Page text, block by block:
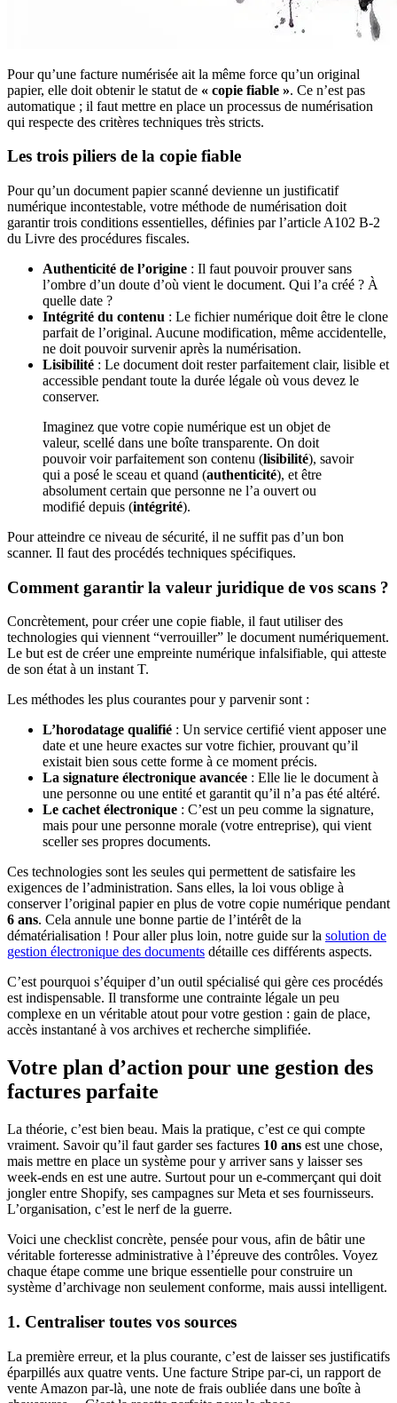
Pour qu’une facture numérisée ait la même force qu’un original
papier, elle doit obtenir le statut de « copie fiable ». Ce n’est pas
automatique ; il faut mettre en place un processus de numérisation
qui respecte des critères techniques très stricts.
Les trois piliers de la copie fiable
Pour qu’un document papier scanné devienne un justificatif
numérique incontestable, votre méthode de numérisation doit
garantir trois conditions essentielles, définies par l’article A102 B-2
du Livre des procédures fiscales.
Authenticité de l’origine : Il faut pouvoir prouver sans
l’ombre d’un doute d’où vient le document. Qui l’a créé ? À
quelle date ?
Intégrité du contenu : Le fichier numérique doit être le clone
parfait de l’original. Aucune modification, même accidentelle,
ne doit pouvoir survenir après la numérisation.
Lisibilité : Le document doit rester parfaitement clair, lisible et
accessible pendant toute la durée légale où vous devez le
conserver.
Imaginez que votre copie numérique est un objet de
valeur, scellé dans une boîte transparente. On doit
pouvoir voir parfaitement son contenu (lisibilité), savoir
qui a posé le sceau et quand (authenticité), et être
absolument certain que personne ne l’a ouvert ou
modifié depuis (intégrité).
Pour atteindre ce niveau de sécurité, il ne suffit pas d’un bon
scanner. Il faut des procédés techniques spécifiques.
Comment garantir la valeur juridique de vos scans ?
Concrètement, pour créer une copie fiable, il faut utiliser des
technologies qui viennent “verrouiller” le document numériquement.
Le but est de créer une empreinte numérique infalsifiable, qui atteste
de son état à un instant T.
Les méthodes les plus courantes pour y parvenir sont :
L’horodatage qualifié : Un service certifié vient apposer une
date et une heure exactes sur votre fichier, prouvant qu’il
existait bien sous cette forme à ce moment précis.
La signature électronique avancée : Elle lie le document à
une personne ou une entité et garantit qu’il n’a pas été altéré.
Le cachet électronique : C’est un peu comme la signature,
mais pour une personne morale (votre entreprise), qui vient
sceller ses propres documents.
Ces technologies sont les seules qui permettent de satisfaire les
exigences de l’administration. Sans elles, la loi vous oblige à
conserver l’original papier en plus de votre copie numérique pendant
6 ans. Cela annule une bonne partie de l’intérêt de la
dématérialisation ! Pour aller plus loin, notre guide sur la solution de
gestion électronique des documents détaille ces différents aspects.
C’est pourquoi s’équiper d’un outil spécialisé qui gère ces procédés
est indispensable. Il transforme une contrainte légale un peu
complexe en un véritable atout pour votre gestion : gain de place,
accès instantané à vos archives et recherche simplifiée.
Votre plan d’action pour une gestion des
factures parfaite
La théorie, c’est bien beau. Mais la pratique, c’est ce qui compte
vraiment. Savoir qu’il faut garder ses factures 10 ans est une chose,
mais mettre en place un système pour y arriver sans y laisser ses
week-ends en est une autre. Surtout pour un e-commerçant qui doit
jongler entre Shopify, ses campagnes sur Meta et ses fournisseurs.
L’organisation, c’est le nerf de la guerre.
Voici une checklist concrète, pensée pour vous, afin de bâtir une
véritable forteresse administrative à l’épreuve des contrôles. Voyez
chaque étape comme une brique essentielle pour construire un
système d’archivage non seulement conforme, mais aussi intelligent.
1. Centraliser toutes vos sources
La première erreur, et la plus courante, c’est de laisser ses justificatifs
éparpillés aux quatre vents. Une facture Stripe par-ci, un rapport de
vente Amazon par-là, une note de frais oubliée dans une boîte à